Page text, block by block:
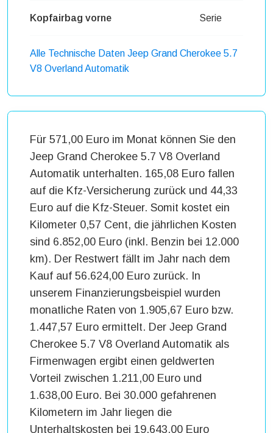
Kopfairbag vorne Serie
Alle Technische Daten Jeep Grand Cherokee 5.7
V8 Overland Automatik
Für 571,00 Euro im Monat können Sie den
Jeep Grand Cherokee 5.7 V8 Overland
Automatik unterhalten. 165,08 Euro fallen
auf die Kfz-Versicherung zurück und 44,33
Euro auf die Kfz-Steuer. Somit kostet ein
Kilometer 0,57 Cent, die jährlichen Kosten
sind 6.852,00 Euro (inkl. Benzin bei 12.000
km). Der Restwert fällt im Jahr nach dem
Kauf auf 56.624,00 Euro zurück. In
unserem Finanzierungsbeispiel wurden
monatliche Raten von 1.905,67 Euro bzw.
1.447,57 Euro ermittelt. Der Jeep Grand
Cherokee 5.7 V8 Overland Automatik als
Firmenwagen ergibt einen geldwerten
Vorteil zwischen 1.211,00 Euro und
1.638,00 Euro. Bei 30.000 gefahrenen
Kilometern im Jahr liegen die
Unterhaltskosten bei 19.643,00 Euro